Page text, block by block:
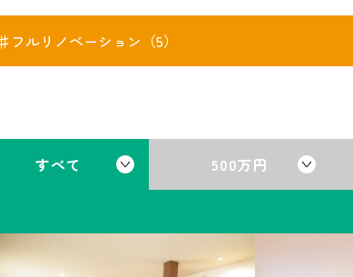
フルリノベーション（5）
すべて 500万円